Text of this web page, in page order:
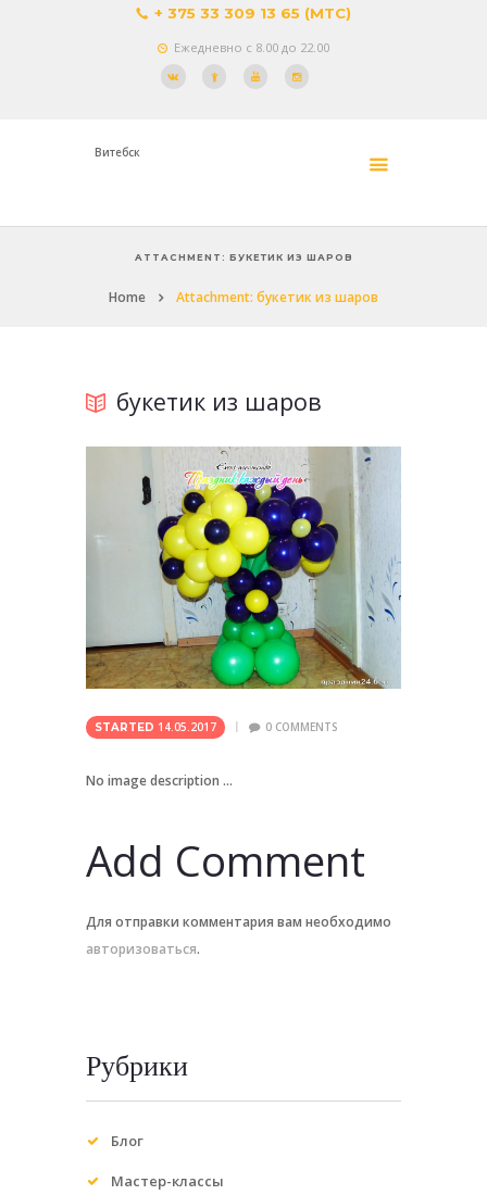
+ 375 33 309 13 65 (МТС)
Ежедневно с 8.00 до 22.00
Витебск
ATTACHMENT: БУКЕТИК ИЗ ШАРОВ
Home Attachment: букетик из шаров
букетик из шаров
STARTED 14.05.2017 0COMMENTS
No image description ...
Add Comment
Для отправки комментария вам необходимо
авторизоваться.
Рубрики
Блог
Мастер-классы